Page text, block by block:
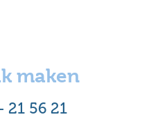
maken
21 56 21